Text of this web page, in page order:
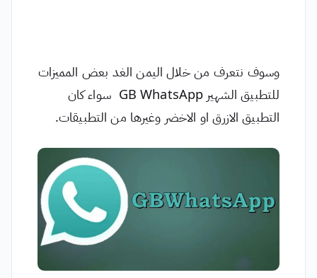
وسوف نتعرف من خلال اليمن الغد بعض المميزات
للتطبيق الشهير GB WhatsApp سواء كان
التطبيق الازرق او الاخضر وغيرها من التطبيقات.